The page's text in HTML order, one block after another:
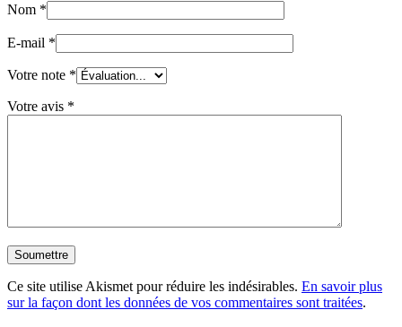
Nom *
E-mail *
Votre note *
Votre avis *
Ce site utilise Akismet pour réduire les indésirables. En savoir plus
sur la façon dont les données de vos commentaires sont traitées.